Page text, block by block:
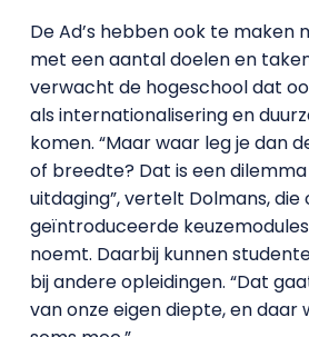
De Ad’s hebben ook te maken
met een aantal doelen en
verwacht de hogeschool dat
als internationalisering en
komen. “Maar waar leg je dan
of breedte? Dat is een
uitdaging”, vertelt Dolmans, die
geïntroduceerde
noemt. Daarbij kunnen
bij andere opleidingen. “Dat
van onze eigen diepte, en daar